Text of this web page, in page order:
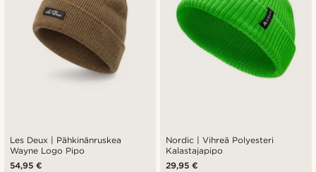
Les Deux | Pähkinänruskea
Wayne Logo Pipo
54,95 €
Nordic | Vihreä Polyesteri
Kalastajapipo
29,95 €